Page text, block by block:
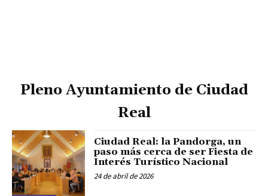
Pleno Ayuntamiento de Ciudad
Real
Ciudad Real: la Pandorga, un
paso más cerca de ser Fiesta de
Interés Turístico Nacional
24 de abril de 2026